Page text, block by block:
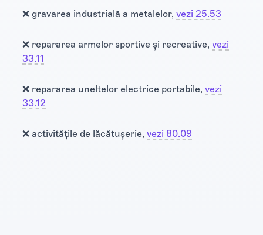
❌ gravarea industrială a metalelor, vezi 25.53
❌ repararea armelor sportive și recreative, vezi
33.11
❌ repararea uneltelor electrice portabile, vezi
33.12
❌ activitățile de lăcătușerie, vezi 80.09